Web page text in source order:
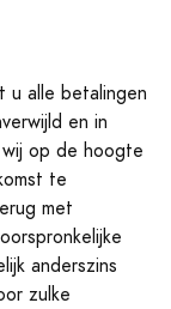
u alle betalingen
en in
op de hoogte
te
met
anderszins
zulke